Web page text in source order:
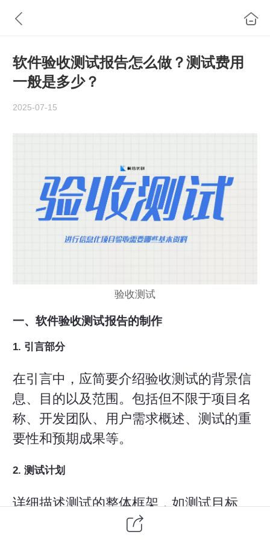
软件验收测试报告怎么做？测试费用
一般是多少？
2025-07-15
验收测试
一、软件验收测试报告的制作
1. 引言部分
在引言中，应简要介绍验收测试的背景信
息、目的以及范围。包括但不限于项目名
称、开发团队、用户需求概述、测试的重
要性和预期成果等。
2. 测试计划
详细描述测试的整体框架，如测试目标、
策略、所涵盖的功能模块和测试标准等。